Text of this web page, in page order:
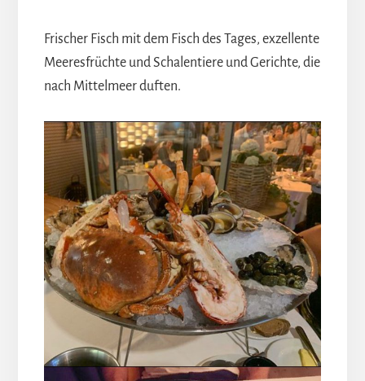
Frischer Fisch mit dem Fisch des Tages, exzellente
Meeresfrüchte und Schalentiere und Gerichte, die
nach Mittelmeer duften.